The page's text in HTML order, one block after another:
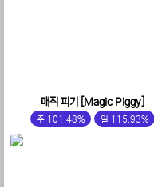
매직 피기 [Magic Piggy]
주 101.48% 일 115.93%